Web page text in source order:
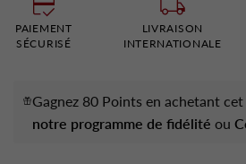
PAIEMENT
SÉCURISÉ
LIVRAISON
INTERNATIONALE
Gagnez 80 Points en achetant
notre programme de fidélité ou